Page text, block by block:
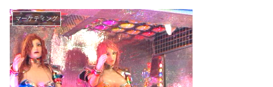
マーケティング